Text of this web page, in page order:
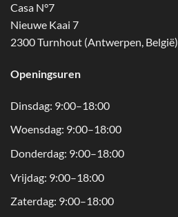
Casa N°7
Nieuwe Kaai 7
2300 Turnhout (Antwerpen, België)
Openingsuren
Dinsdag: 9:00–18:00
Woensdag: 9:00–18:00
Donderdag: 9:00–18:00
Vrijdag: 9:00–18:00
Zaterdag: 9:00–18:00